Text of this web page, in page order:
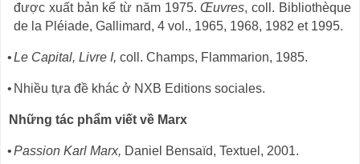
được xuất bản kể từ năm 1975.Œuvres, coll. Bibliothèque
de la Pléiade, Gallimard, 4 vol., 1965, 1968, 1982 et 1995.
•Le Capital, Livre I, coll. Champs, Flammarion, 1985.
• Nhiều tựa đề khác ở NXB Editions sociales.
Những tác phẩm viết về Marx
•Passion Karl Marx, Daniel Bensaïd, Textuel, 2001.